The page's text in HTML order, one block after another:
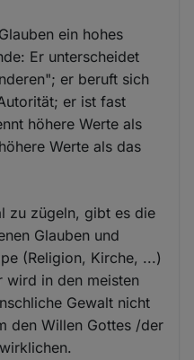
ein hohes
Er unterscheidet
er beruft sich
er ist fast
höhere Werte als
Werte als das
zu zügeln, gibt es die
Glauben und
(Religion, Kirche, ...)
wird in den meisten
Gewalt nicht
den Willen Gottes /der